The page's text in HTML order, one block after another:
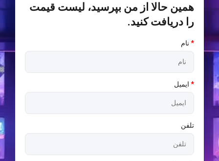
همین حالا از من بپرسید، لیست قیمت
را دریافت کنید.
* نام
* ایمیل
تلفن